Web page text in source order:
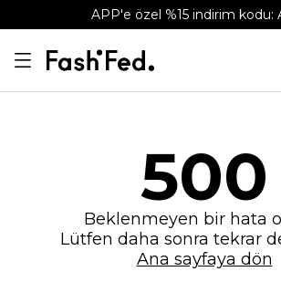
APP'e özel %15 indirim kodu:
500
Beklenmeyen bir hata
Lütfen daha sonra tekrar
Ana sayfaya dön